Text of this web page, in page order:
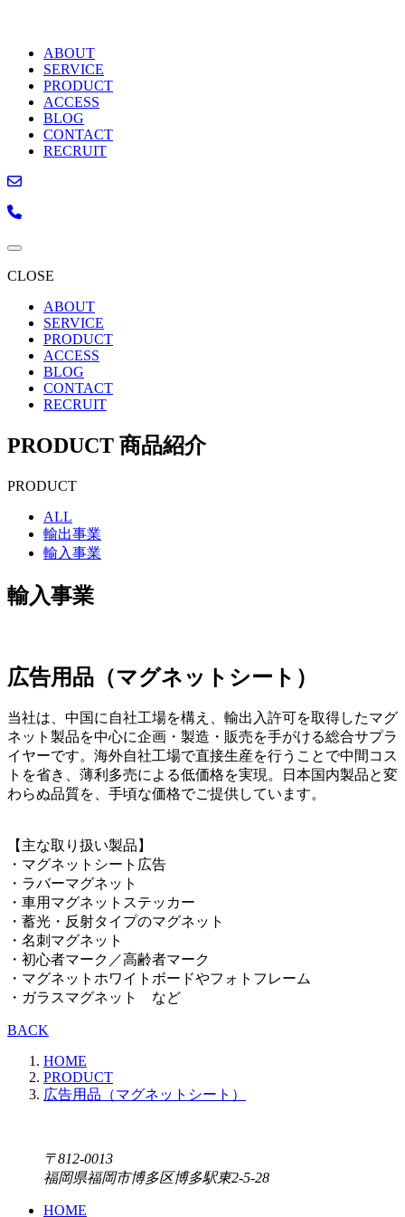
ABOUT
SERVICE
PRODUCT
ACCESS
BLOG
CONTACT
RECRUIT
CLOSE
ABOUT
SERVICE
PRODUCT
ACCESS
BLOG
CONTACT
RECRUIT
PRODUCT 商品紹介
PRODUCT
ALL
輸出事業
輸入事業
輸入事業
広告用品（マグネットシート）
当社は、中国に自社工場を構え、輸出入許可を取得したマグ
ネット製品を中心に企画・製造・販売を手がける総合サプラ
イヤーです。海外自社工場で直接生産を行うことで中間コス
トを省き、薄利多売による低価格を実現。日本国内製品と変
わらぬ品質を、手頃な価格でご提供しています。
【主な取り扱い製品】
・マグネットシート広告
・ラバーマグネット
・車用マグネットステッカー
・蓄光・反射タイプのマグネット
・名刺マグネット
・初心者マーク／高齢者マーク
・マグネットホワイトボードやフォトフレーム
・ガラスマグネット など
BACK
HOME
PRODUCT
広告用品（マグネットシート）
〒812-0013
福岡県福岡市博多区博多駅東2-5-28
HOME